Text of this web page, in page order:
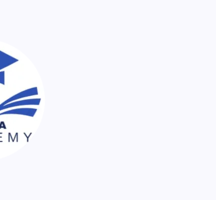
سے سوئے قوم آیا - اور اک نسخہ کیمیا ساتھ لایا